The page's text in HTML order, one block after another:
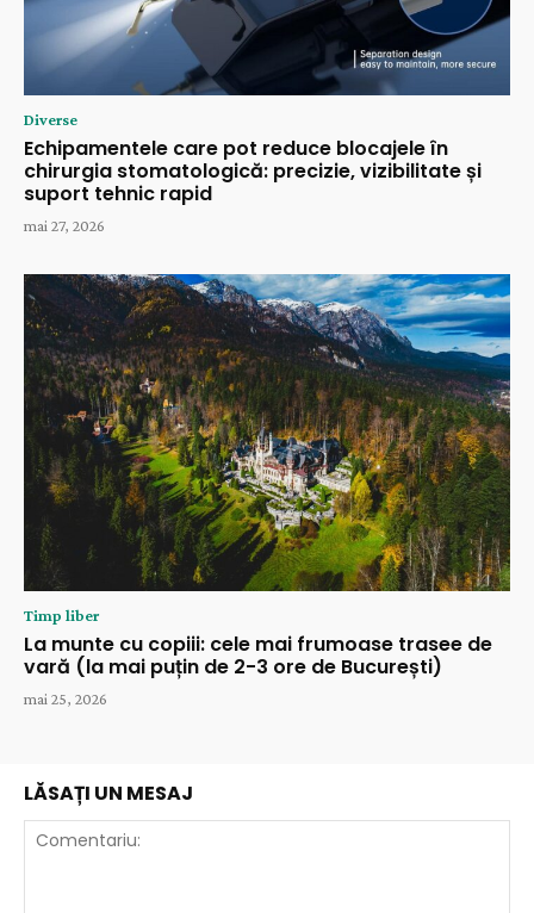
Diverse
Echipamentele care pot reduce blocajele în
chirurgia stomatologică: precizie, vizibilitate și
suport tehnic rapid
mai 27, 2026
Timp liber
La munte cu copiii: cele mai frumoase trasee de
vară (la mai puțin de 2-3 ore de București)
mai 25, 2026
LĂSAȚI UN MESAJ